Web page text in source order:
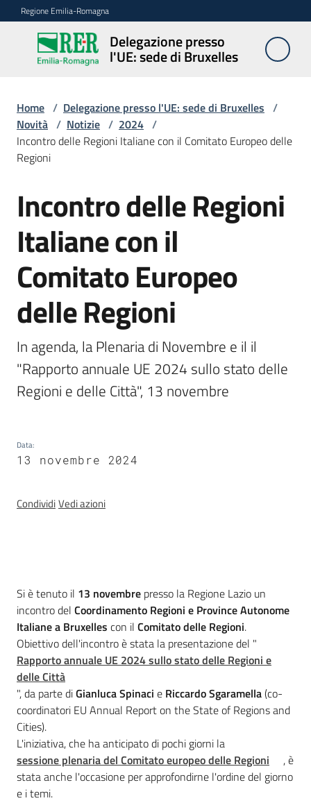
Vai al contenuto
Vai alla navigazione
Vai al footer
Regione Emilia-Romagna
Delegazione presso
l'UE: sede di Bruxelles
Delegazione
presso l'UE:
Bruxelles
Novità
Ambiti
Opportunità
Chi
siamo
Europass
-
di
su
Home / Delegazione presso l'UE: sede di Bruxelles /
Novità / Notizie / 2024 /
Incontro delle Regioni Italiane con il Comitato Europeo delle
Regioni
Salta al contenuto
Incontro delle Regioni
Italiane con il
Comitato Europeo
delle Regioni
In agenda, la Plenaria di Novembre e il il
"Rapporto annuale UE 2024 sullo stato delle
Regioni e delle Città", 13 novembre
Data:
13 novembre 2024
CondividiVedi azioni
Introduzione
Si è tenuto il 13 novembre presso la Regione Lazio un
incontro del Coordinamento Regioni e Province Autonome
Italiane a Bruxelles con il Comitato delle Regioni.
Obiettivo dell'incontro è stata la presentazione del "
Rapporto annuale UE 2024 sullo stato delle Regioni e
delle Città
", da parte diGianluca Spinaci e Riccardo Sgaramella(co-
coordinatori EU Annual Report on the State of Regions and
Cities).
L'iniziativa, che ha anticipato di pochi giorni la
sessione plenaria del Comitato europeo delle Regioni
, è
stata anche l'occasione per approfondirne l'ordine del giorno
e i temi.